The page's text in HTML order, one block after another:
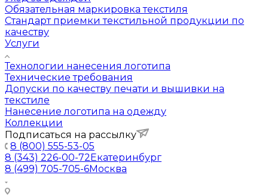
Обязательная маркировка текстиля
Стандарт приемки текстильной продукции по
качеству
Услуги
Технологии нанесения логотипа
Технические требования
Допуски по качеству печати и вышивки на
текстиле
Нанесение логотипа на одежду
Коллекции
Подписаться на рассылку
8 (800) 555-53-05
8 (343) 226-00-72Екатеринбург
8 (499) 705-705-6Москва